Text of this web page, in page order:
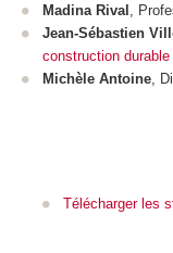
Madina Rival
,
Jean-Sébastien
construction durable
Michèle Antoine
Télécharger les